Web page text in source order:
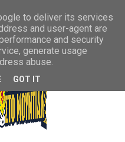
to deliver its services
and user-agent are
and security
generate usage
abuse.
GOT IT